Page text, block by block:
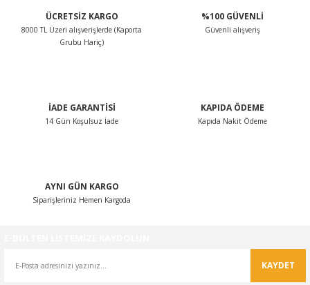
ÜCRETSİZ KARGO
8000 TL Üzeri alışverişlerde (Kaporta
Grubu Hariç)
%100 GÜVENLİ
Güvenli alışveriş
İADE GARANTİSİ
14 Gün Koşulsuz İade
KAPIDA ÖDEME
Kapıda Nakit Ödeme
AYNI GÜN KARGO
Siparişleriniz Hemen Kargoda
KAYDET